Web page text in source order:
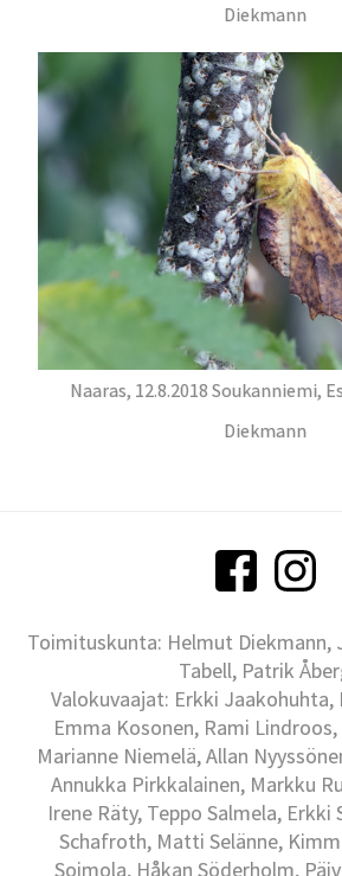
Diekmann
Naaras, 12.8.2018 Soukanniemi,
Diekmann
Toimituskunta: Helmut Diekmann,
Tabell, Patrik
Valokuvaajat: Erkki
Emma Kosonen, Rami
Marianne Niemelä, Allan
Annukka Pirkkalainen, Markku
Irene Räty, Teppo Salmela, Erkki
Schafroth, Matti Selänne,
Soimola, Håkan Söderholm,